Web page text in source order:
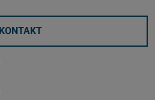
KONTAKT